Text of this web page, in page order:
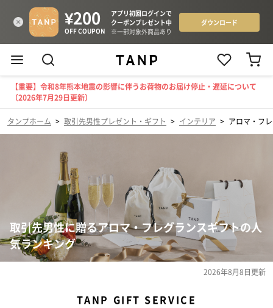
【重要】令和8年熊本地震の影響に伴うお荷物のお届け停止・遅延について
（2026年7月29日更新）
タンプホーム > 取引先男性プレゼント・ギフト > インテリア > アロマ・フ
取引先男性に贈るアロマ・フレグランスギフトの人
気ランキング
2026年8月8日更新
TANP GIFT SERVICE